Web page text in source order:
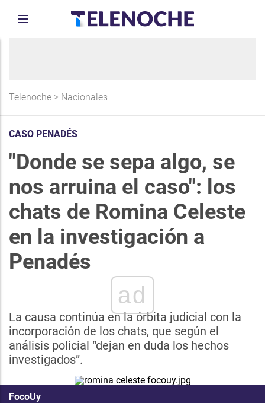
Telenoche > Nacionales
CASO PENADÉS
"Donde se sepa algo, se
nos arruina el caso": los
chats de Romina Celeste
en la investigación a
Penadés
ad
La causa continúa en la órbita judicial con la
incorporación de los chats, que según el
análisis policial “dejan en duda los hechos
investigados”.
FocoUy